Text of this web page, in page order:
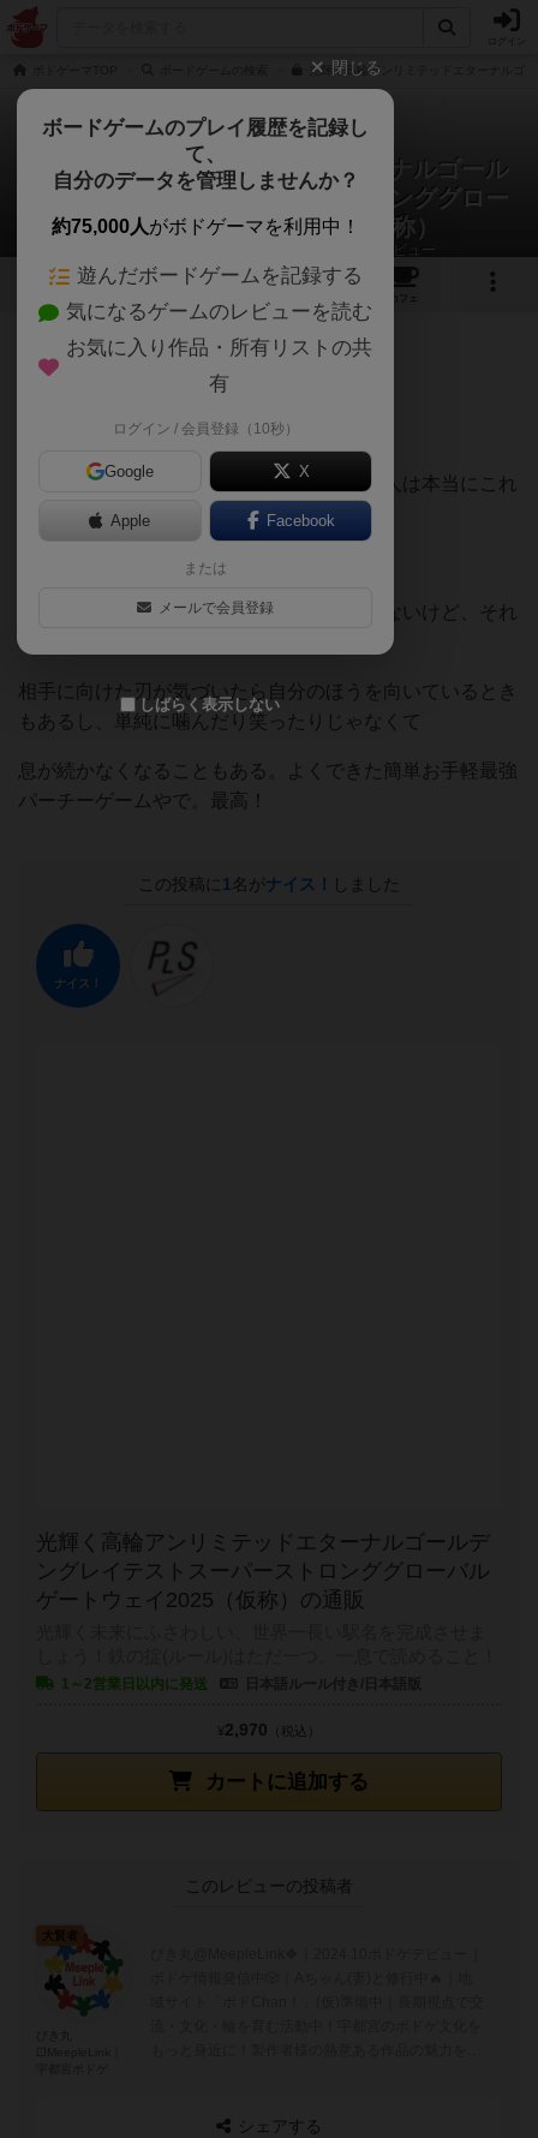
光輝く高輪アンリミテッドエターナルゴ
光輝く高輪アンリミテッドエターナルゴール
デングレイテストスーパーストロンググロー
バルゲートウェイ2025（仮称）
びき丸⚀MeepleLink｜宇都宮ボドゲさんのレビュー
1 1
カフェ
174名 1名 0 9ヶ月前
本当に面白すぎる。
メンバーを選ぶかもしれないけど、好きな人は本当にこれ
笑いを堪えながらめちゃ楽しめる。
変な文章にして、笑いを誘わなくちゃいけないけど、それ
を自分が先に読めないといけないから
相手に向けた刃が気づいたら自分のほうを向いているとき
もあるし、単純に噛んだり笑ったりじゃなくて
息が続かなくなることもある。よくできた簡単お手軽最強
パーチーゲームやで。最高！
この投稿に 1 名がナイス！ しました
ナイス！
光輝く高輪アンリミテッドエターナルゴールデ
ングレイテストスーパーストロンググローバル
ゲートウェイ2025（仮称）の通販
1～2営業日以内に発送
カートに追加する
¥2,970 （税込）
このレビューの投稿者
大賢者
シェアする
閉じる
ボードゲームのプレイ履歴を記録し
て、
自分のデータを管理しませんか？
約75,000人がボドゲーマを利用中！
遊んだボードゲームを記録する
気になるゲームのレビューを読む
お気に入り作品・所有リストの共
有
ログイン / 会員登録（10秒）
Google X
Apple Facebook
または
メールで会員登録
しばらく表示しない